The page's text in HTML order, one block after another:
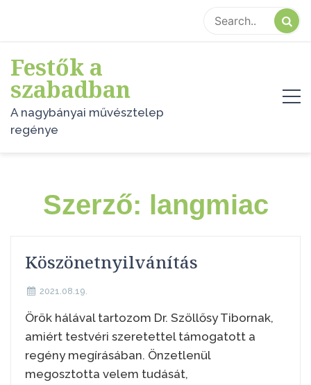
content
Festők a
szabadban
A nagybányai művésztelep
regénye
Szerző: langmiac
Köszönetnyilvánítás
2021.08.19.
Örök hálával tartozom Dr. Szöllősy Tibornak,
amiért testvéri szeretettel támogatott a
regény megírásában. Önzetlenül
megosztotta velem tudását,